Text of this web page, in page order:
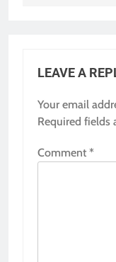
LEAVE A
Your email
Required fields
Comment *